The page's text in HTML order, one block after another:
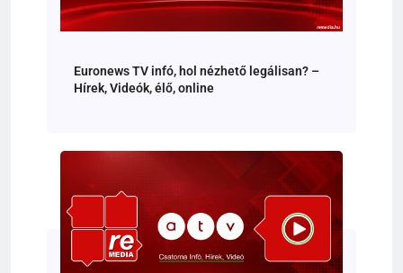
Euronews TV infó, hol nézhető legálisan? –
Hírek, Videók, élő, online